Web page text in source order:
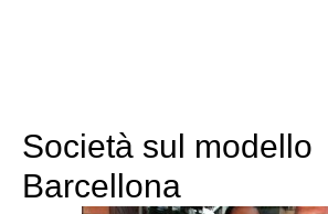
Società sul modello
Barcellona